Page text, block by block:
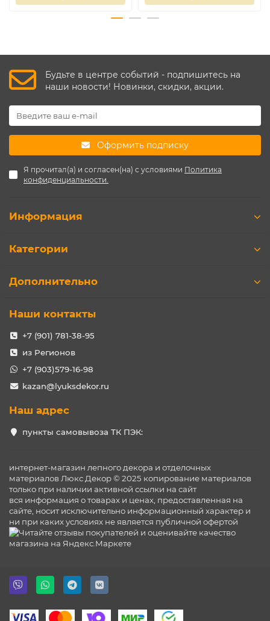
Будьте в центре событий - подпишитесь на
наши новости! Новинки, скидки, акции.
Оформить подписку
Я прочитал(а) и согласен(на) с условиями Политика
конфиденциальности.
Информация
Категории
Дополнительно
Наши контакты
+7 (901) 781-38-95
из Регионов
+7 (903)579-16-98
kazan@lyuksdekor.ru
Наш адрес
пункты самовывоза ТК ПЭК:
интернет-магазин лепного декора и отделочных
материалов Люкс Декор © 2025 копирование материалов
только при наличии активной ссылки на сайт
вся информация о товарах и ценах, предоставленная на
сайте, носит исключительно информационный характер и
ни при каких условиях не является публичной офертой